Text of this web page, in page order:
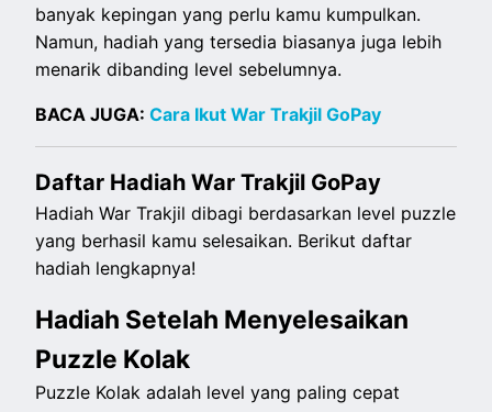
banyak kepingan yang perlu kamu kumpulkan.
Namun, hadiah yang tersedia biasanya juga lebih
menarik dibanding level sebelumnya.
BACA JUGA:Cara Ikut War Trakjil GoPay
Daftar Hadiah War Trakjil GoPay
Hadiah War Trakjil dibagi berdasarkan level puzzle
yang berhasil kamu selesaikan. Berikut daftar
hadiah lengkapnya!
Hadiah Setelah Menyelesaikan
Puzzle Kolak
Puzzle Kolak adalah level yang paling cepat